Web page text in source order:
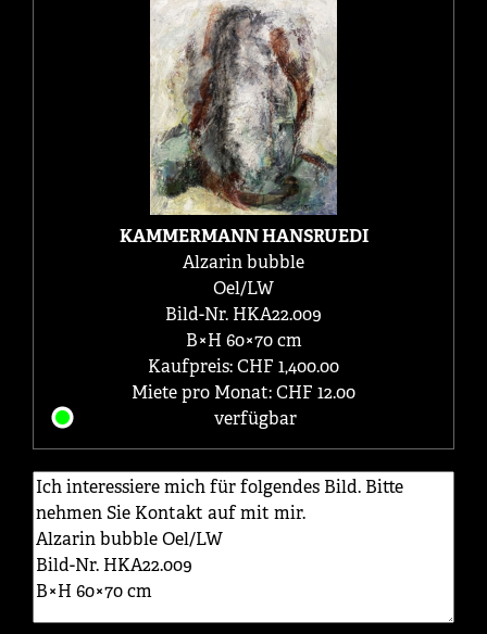
KAMMERMANN HANSRUEDI
Alzarin bubble
Oel/LW
Bild-Nr. HKA22.009
B×H 60×70 cm
Kaufpreis: CHF 1,400.00
Miete pro Monat: CHF 12.00
verfügbar